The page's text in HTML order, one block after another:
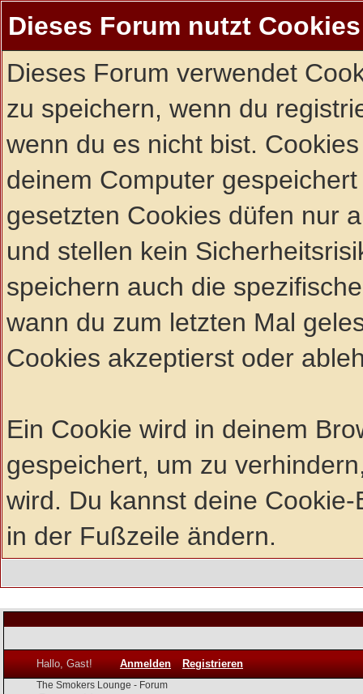
Dieses Forum nutzt Cookies
Dieses Forum verwendet
zu speichern, wenn du
wenn du es nicht bist.
deinem Computer
gesetzten Cookies düfen nur
und stellen kein
speichern auch die
wann du zum letzten Mal
Cookies akzeptierst oder
Ein Cookie wird in deinem
gespeichert, um zu
wird. Du kannst deine
in der Fußzeile ändern.
Hallo, Gast! Anmelden Registrieren
The Smokers Lounge - Forum